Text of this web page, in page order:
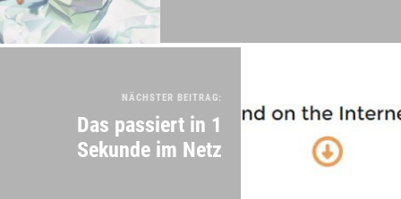
NÄCHSTER BEITRAG:
Das passiert in 1
Sekunde im Netz